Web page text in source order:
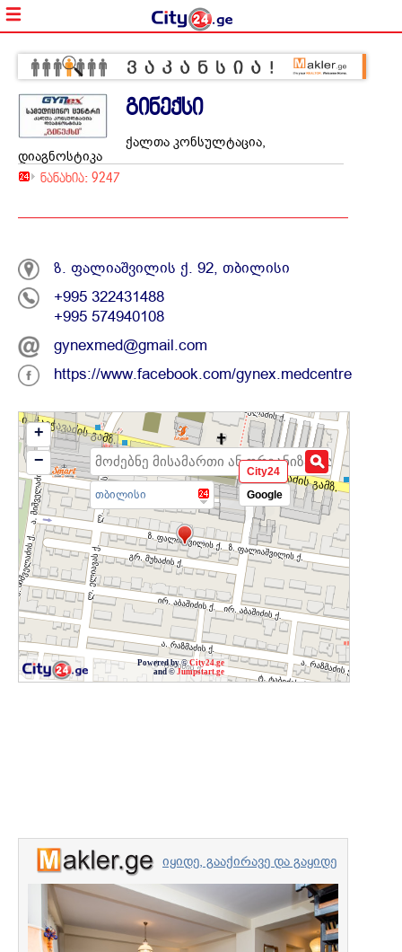
გინექსი
ქალთა კონსულტაცია,
დიაგნოსტიკა
ნანახია: 9247
ზ. ფალიაშვილის ქ. 92, თბილისი
+995 322431488
+995 574940108
gynexmed@gmail.com
https://www.facebook.com/gynex.medcentre
თბილისი
Powered by ©City24.ge
and © Jumpstart.ge
+
−
City24
Google
იყიდე, გააქირავე და გაყიდე
უძრავი ქონება
პროფესიონალებთან
ერთად